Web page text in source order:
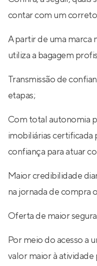
contar com um
A partir de uma marca
utiliza a bagagem
Transmissão de
etapas;
Com total autonomia
imobiliárias certificada
confiança para atuar
Maior credibilidade
na jornada de compra
Oferta de maior
Por meio do acesso a
valor maior à atividade